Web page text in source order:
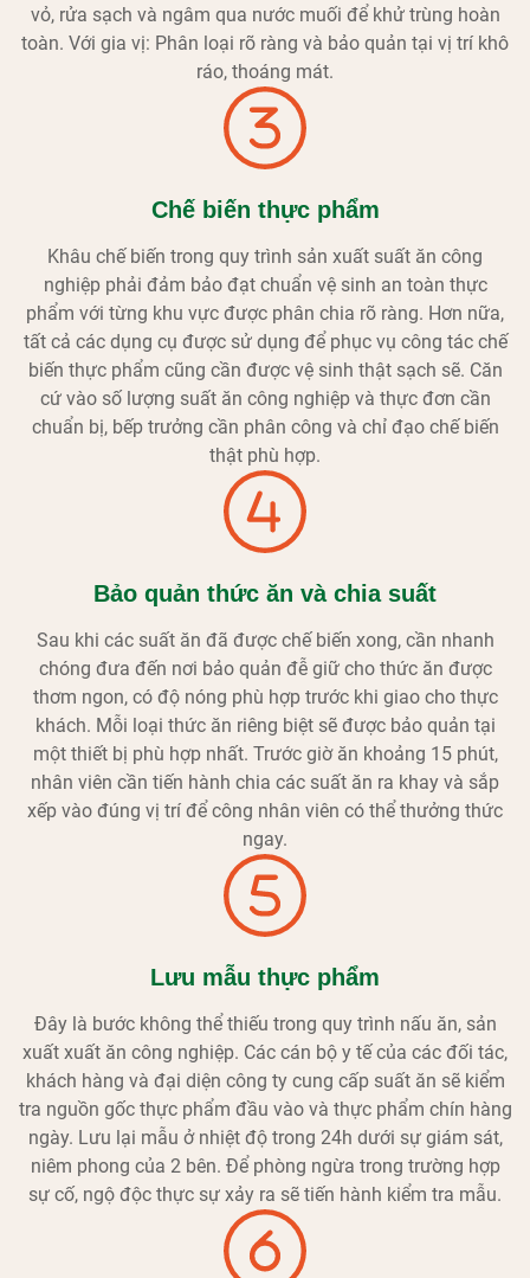
vỏ, rửa sạch và ngâm qua nước muối để khử trùng hoàn
toàn. Với gia vị: Phân loại rõ ràng và bảo quản tại vị trí khô
ráo, thoáng mát.
Chế biến thực phẩm
Khâu chế biến trong quy trình sản xuất suất ăn công
nghiệp phải đảm bảo đạt chuẩn vệ sinh an toàn thực
phẩm với từng khu vực được phân chia rõ ràng. Hơn nữa,
tất cả các dụng cụ được sử dụng để phục vụ công tác chế
biến thực phẩm cũng cần được vệ sinh thật sạch sẽ. Căn
cứ vào số lượng suất ăn công nghiệp và thực đơn cần
chuẩn bị, bếp trưởng cần phân công và chỉ đạo chế biến
thật phù hợp.
Bảo quản thức ăn và chia suất
Sau khi các suất ăn đã được chế biến xong, cần nhanh
chóng đưa đến nơi bảo quản đễ giữ cho thức ăn được
thơm ngon, có độ nóng phù hợp trước khi giao cho thực
khách. Mỗi loại thức ăn riêng biệt sẽ được bảo quản tại
một thiết bị phù hợp nhất. Trước giờ ăn khoảng 15 phút,
nhân viên cần tiến hành chia các suất ăn ra khay và sắp
xếp vào đúng vị trí để công nhân viên có thể thưởng thức
ngay.
Lưu mẫu thực phẩm
Đây là bước không thể thiếu trong quy trình nấu ăn, sản
xuất xuất ăn công nghiệp. Các cán bộ y tế của các đối tác,
khách hàng và đại diện công ty cung cấp suất ăn sẽ kiểm
tra nguồn gốc thực phẩm đầu vào và thực phẩm chín hàng
ngày. Lưu lại mẫu ở nhiệt độ trong 24h dưới sự giám sát,
niêm phong của 2 bên. Để phòng ngừa trong trường hợp
sự cố, ngộ độc thực sự xảy ra sẽ tiến hành kiểm tra mẫu.